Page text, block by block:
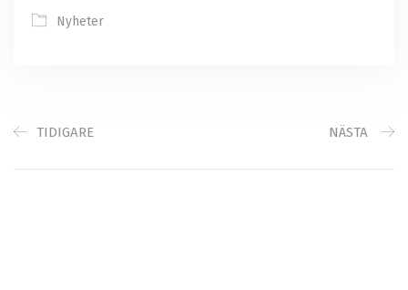
Nyheter
TIDIGARE NÄSTA